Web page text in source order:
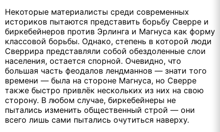
Некоторые материалисты среди современных
историков пытаются представить борьбу Сверре и
биркебейнеров против Эрлинга и Магнуса как форму
классовой борьбы. Однако, степень в которой люди
Сверрира представляли собой обездоленные слои
населения, остается спорной. Очевидно, что
большая часть феодалов лендманнов — знати того
времени — была на стороне Магнуса, но Сверре
также быстро привлёк нескольких из них на свою
сторону. В любом случае, биркебейнеры не
пытались изменить общественный строй — они
всего лишь сами пытались очутиться наверху.